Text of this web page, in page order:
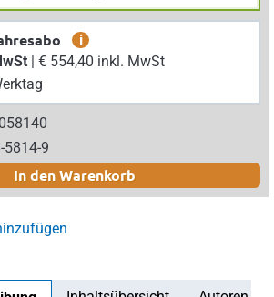
i
| € 554,40 inkl. MwSt
5814-9
In den Warenkorb